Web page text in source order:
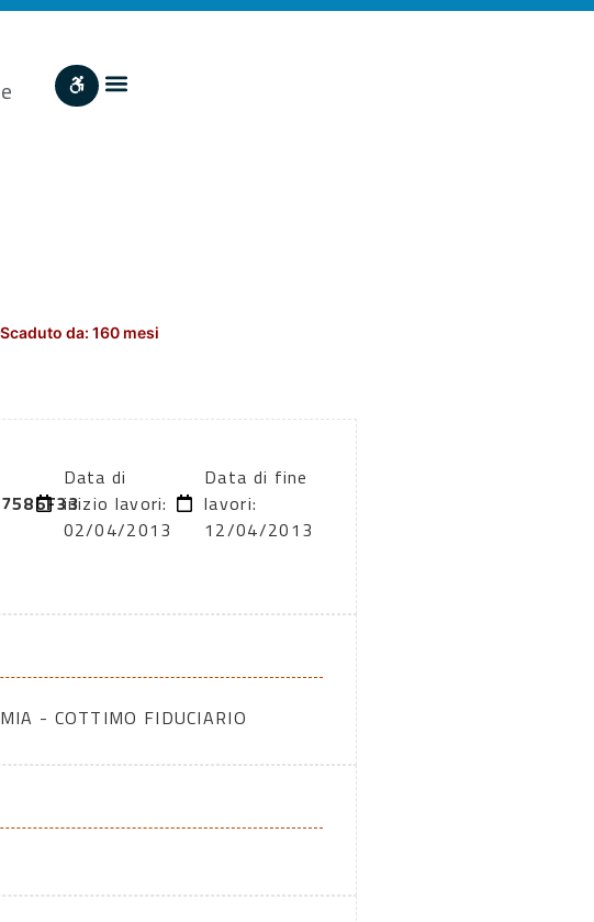
Scaduto da: 160 mesi
Data di
inizio lavori:
02/04/2013
Data di fine
lavori:
12/04/2013
- COTTIMO FIDUCIARIO